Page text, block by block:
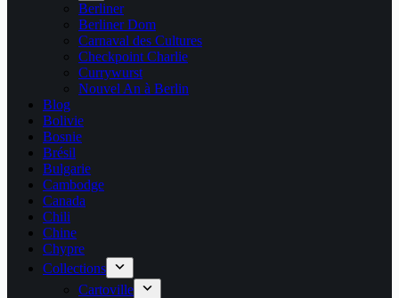
Berliner
Berliner Dom
Carnaval des Cultures
Checkpoint Charlie
Currywurst
Nouvel An à Berlin
Blog
Bolivie
Bosnie
Brésil
Bulgarie
Cambodge
Canada
Chili
Chine
Chypre
Collections
Cartoville